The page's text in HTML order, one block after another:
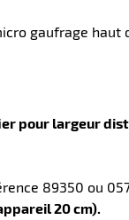
gaufrage haut
pour largeur
89350 ou
20 cm).